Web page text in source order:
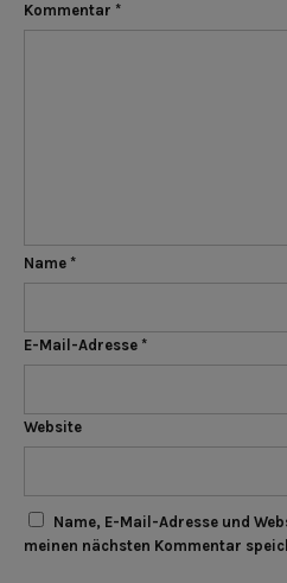
Kommentar *
Name *
E-Mail-Adresse *
Website
Name, E-Mail-Adresse und
meinen nächsten Kommentar